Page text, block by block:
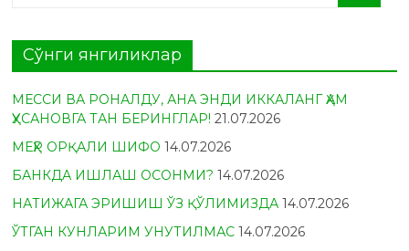
Сўнги янгиликлар
МЕССИ ВА РОНАЛДУ, АНА ЭНДИ ИККАЛАНГ ҲАМ
ҲУСАНОВГА ТАН БЕРИНГЛАР! 21.07.2026
МЕҲР ОРҚАЛИ ШИФО 14.07.2026
БАНКДА ИШЛАШ ОСОНМИ? 14.07.2026
НАТИЖАГА ЭРИШИШ ЎЗ ҚЎЛИМИЗДА 14.07.2026
ЎТГАН КУНЛАРИМ УНУТИЛМАС 14.07.2026